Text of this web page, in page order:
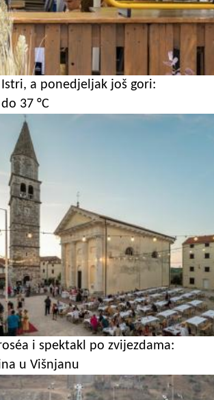
a ponedjeljak još gori:
37 °C
i spektakl po zvijezdama:
u Višnjanu